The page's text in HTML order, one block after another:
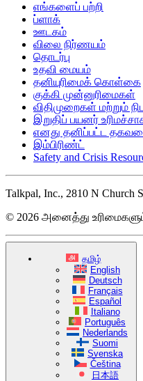
எங்களைப் பற்றி
ப்ளாக்
ஊடகம்
விலை நிர்ணயம்
தொடர்பு
உதவி மையம்
தனியுரிமைக் கொள்கை
குக்கி முன்னுரிமைகள்
விதிமுறைகள் மற்றும்
இறுதிப் பயனர்
எனது தனிப்பட்ட
இம்பிரிண்ட்
Safety and Crisis
Talkpal, Inc., 2810 N Church
© 2026 அனைத்து
தமிழ்
English
Deutsch
Français
Español
Italiano
Português
Nederlands
Suomi
Svenska
Čeština
日本語